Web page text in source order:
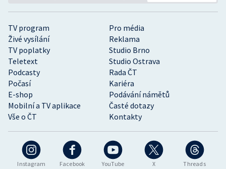
Instagram Facebook YouTube X Threads
TV program
Pro média
Živé vysílání
Reklama
TV poplatky
Studio Brno
Teletext
Studio Ostrava
Podcasty
Rada ČT
Počasí
Kariéra
E-shop
Podávání námětů
Mobilní a TV aplikace
Časté dotazy
Vše o ČT
Kontakty